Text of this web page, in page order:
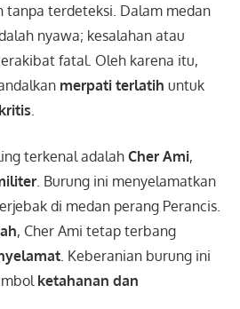
tanpa terdeteksi. Dalam medan
nyawa; kesalahan atau
fatal. Oleh karena itu,
merpati terlatih untuk
terkenal adalah Cher Ami,
. Burung ini menyelamatkan
di medan perang Perancis.
, Cher Ami tetap terbang
. Keberanian burung ini
ketahanan dan